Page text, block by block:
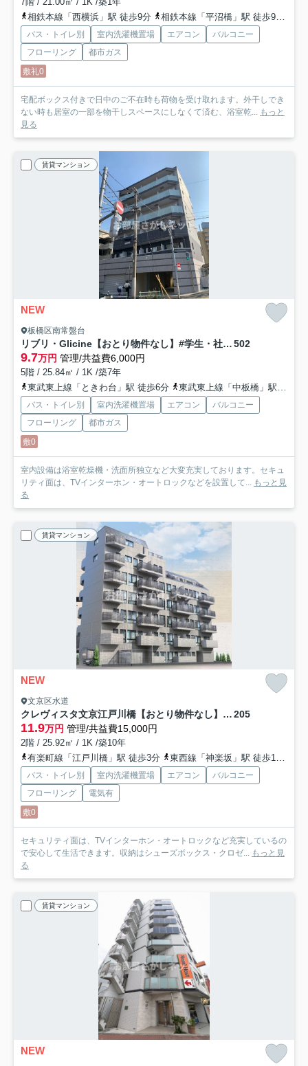
相鉄本線「西横浜」駅 徒歩9分
相鉄本線「平沼橋」駅 徒歩9分
バス・トイレ別 室内洗濯機置場 エアコン
バルコニー
フローリング
都市ガス
敷礼0
宅配ボックス付きで日中のご不在時も荷物を受け取れます。外干しでき
ない時も居室の一部を物干しスペースにしなくて済む、浴室乾...
もっと
見る
賃貸マンション
NEW
板橋区南常盤台
リブリ・Glicine【おとり物件なし】#学生・社会人にオススメ！初期費用分割払いOK！ 502
9.7万円 管理/共益費6,000円
5階 / 25.84㎡ / 1K /築7年
東武東上線「ときわ台」駅 徒歩6分
東武東上線「中板橋」駅 徒歩8分
バス・トイレ別 室内洗濯機置場 エアコン
バルコニー
フローリング
都市ガス
敷0
室内設備は浴室乾燥機・洗面所独立など大変充実しております。セキュ
リティ面は、TVインターホン・オートロックなどを設置して...
もっと見
る
賃貸マンション
NEW
文京区水道
クレヴィスタ文京江戸川橋【おとり物件なし】#学生・社会人にオススメ！初期費用分割払いOK！ 205
11.9万円 管理/共益費15,000円
2階 / 25.92㎡ / 1K /築10年
有楽町線「江戸川橋」駅 徒歩3分
東西線「神楽坂」駅 徒歩13分
バス・トイレ別 室内洗濯機置場 エアコン
バルコニー
フローリング
電気有
敷0
セキュリティ面は、TVインターホン・オートロックなど充実しているの
で安心して生活できます。収納はシューズボックス・クロゼ...
もっと見
る
賃貸マンション
NEW